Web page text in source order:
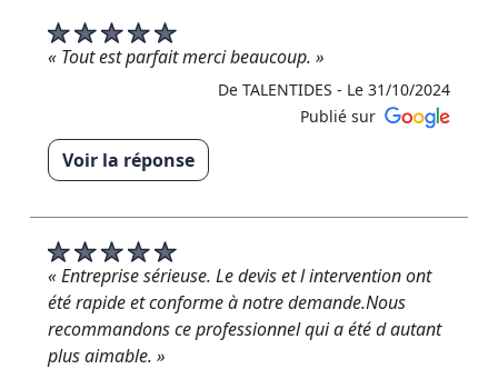
votre problème de toiture. Votre confiance pour la
rénovation et l’entretien de votre maison est une
belle récompense pour mon travail. N’hésitez pas à
me recontacter si besoin, je reste à votre
disposition. Rudy RM Rénovation »
De RM RENOVATION - Le 18/11/2024
« Tout est parfait merci beaucoup. »
De TALENTIDES - Le 31/10/2024
Publié sur
Voir la réponse
« Entreprise sérieuse. Le devis et l intervention ont
été rapide et conforme à notre demande.Nous
recommandons ce professionnel qui a été d autant
plus aimable. »